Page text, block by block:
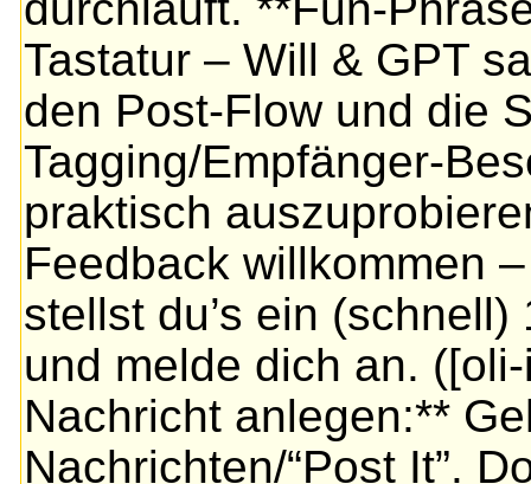
Tastatur – Will & GPT
den Post-Flow und die
Tagging/Empfänger-
praktisch
Feedback willkommen
stellst du’s ein
und melde dich an.
Nachricht anlegen:**
Nachrichten/“Post It”.